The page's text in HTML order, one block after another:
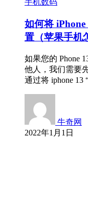
手机数码
如何将
置（苹果手机
如果您的 Phone
他人，我们需要
通过将 iphone
牛奇网
2022年1月1日